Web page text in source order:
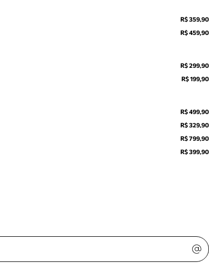
R$ 359,90
R$ 459,90
R$ 299,90
R$ 199,90
R$ 499,90
R$ 329,90
R$ 799,90
R$ 399,90